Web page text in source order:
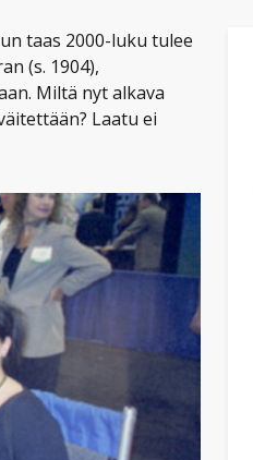
taas 2000-luku tulee
(s. 1904),
Miltä nyt alkava
Laatu ei